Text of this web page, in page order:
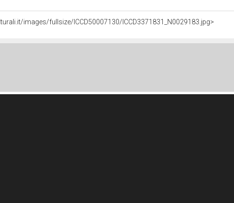
images/fullsize/ICCD50007130/ICCD3371831_N0029183.jpg>